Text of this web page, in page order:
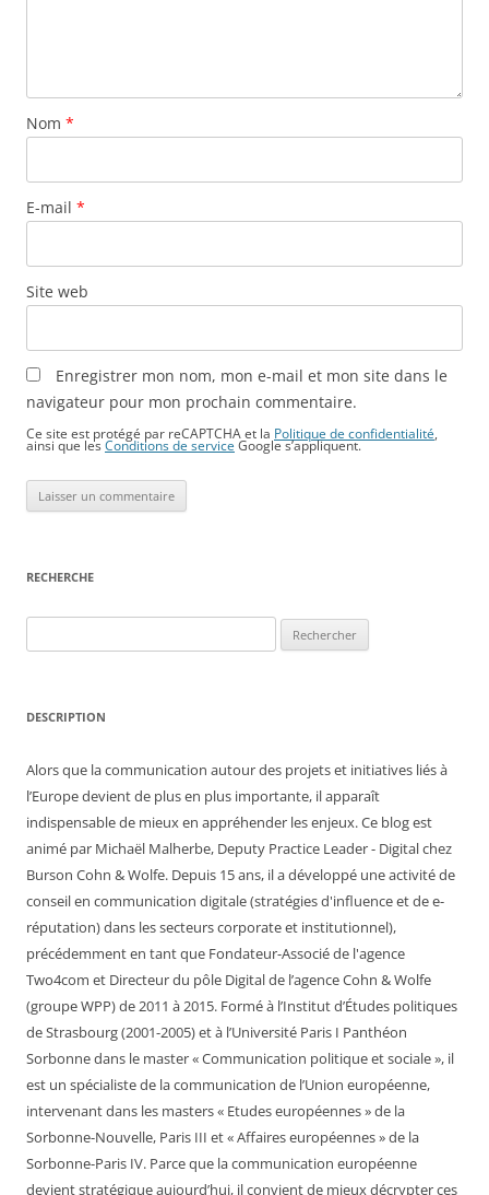
Nom *
E-mail *
Site web
Enregistrer mon nom, mon e-mail et mon site dans le
navigateur pour mon prochain commentaire.
Ce site est protégé par reCAPTCHA et la Politique de confidentialité
ainsi que lesConditions de service Google s’appliquent.
RECHERCHE
DESCRIPTION
Alors que la communication autour des projets et initiatives liés à
l’Europe devient de plus en plus importante, il apparaît
indispensable de mieux en appréhender les enjeux. Ce blog est
animé par Michaël Malherbe, Deputy Practice Leader - Digital chez
Burson Cohn & Wolfe. Depuis 15 ans, il a développé une activité de
conseil en communication digitale (stratégies d'influence et de e-
réputation) dans les secteurs corporate et institutionnel),
précédemment en tant que Fondateur-Associé de l'agence
Two4com et Directeur du pôle Digital de l’agence Cohn & Wolfe
(groupe WPP) de 2011 à 2015. Formé à l’Institut d’Études politiques
de Strasbourg (2001-2005) et à l’Université Paris I Panthéon
Sorbonne dans le master « Communication politique et sociale », il
est un spécialiste de la communication de l’Union européenne,
intervenant dans les masters « Etudes européennes » de la
Sorbonne-Nouvelle, Paris III et « Affaires européennes » de la
Sorbonne-Paris IV. Parce que la communication européenne
devient stratégique aujourd’hui, il convient de mieux décrypter ces